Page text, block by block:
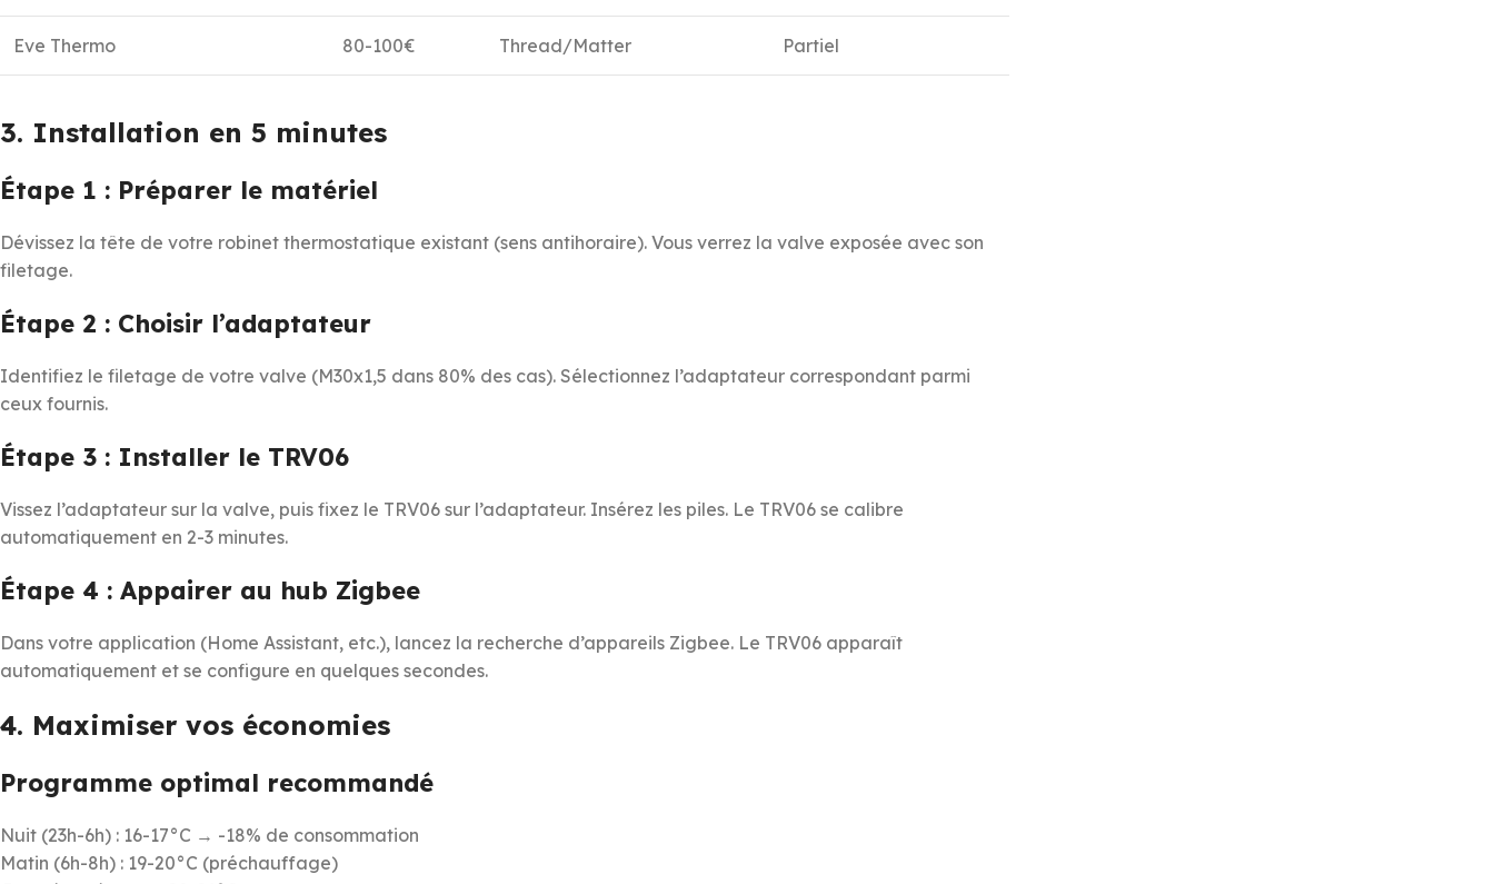
Eve Thermo 80-100€ Thread/Matter Partiel
3. Installation en 5 minutes
Étape 1 : Préparer le matériel
Dévissez la tête de votre robinet thermostatique existant (sens antihoraire). Vous verrez la valve exposée avec son
filetage.
Étape 2 : Choisir l’adaptateur
Identifiez le filetage de votre valve (M30x1,5 dans 80% des cas). Sélectionnez l’adaptateur correspondant parmi
ceux fournis.
Étape 3 : Installer le TRV06
Vissez l’adaptateur sur la valve, puis fixez le TRV06 sur l’adaptateur. Insérez les piles. Le TRV06 se calibre
automatiquement en 2-3 minutes.
Étape 4 : Appairer au hub Zigbee
Dans votre application (Home Assistant, etc.), lancez la recherche d’appareils Zigbee. Le TRV06 apparaît
automatiquement et se configure en quelques secondes.
4. Maximiser vos économies
Programme optimal recommandé
Nuit (23h-6h) : 16-17°C → -18% de consommation
Matin (6h-8h) : 19-20°C (préchauffage)